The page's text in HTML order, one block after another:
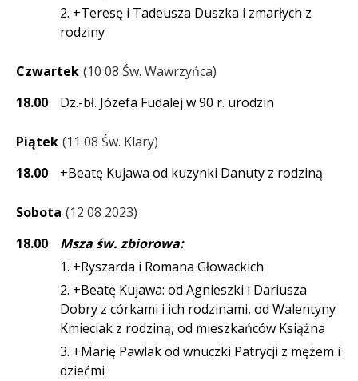
2. +Teresę i Tadeusza Duszka i zmarłych z
rodziny
Czwartek 10 08 Św. Wawrzyńca
18.00
Dz.-bł. Józefa Fudalej w 90 r. urodzin
Piątek 11 08 Św. Klary
18.00
+Beatę Kujawa od kuzynki Danuty z rodziną
Sobota 12 08 2023
18.00
Msza św. zbiorowa:
1. +Ryszarda i Romana Głowackich
2. +Beatę Kujawa: od Agnieszki i Dariusza
Dobry z córkami i ich rodzinami, od Walentyny
Kmieciak z rodziną, od mieszkańców Książna
3. +Marię Pawlak od wnuczki Patrycji z mężem i
dziećmi